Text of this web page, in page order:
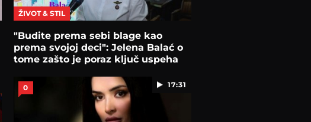
ŽIVOT & STIL
"Budite prema sebi blage kao
prema svojoj deci": Jelena Balać o
tome zašto je poraz ključ uspeha
17:31
0